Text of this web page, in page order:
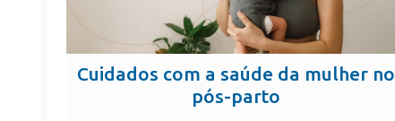
Cuidados com a saúde da mulher no
pós-parto